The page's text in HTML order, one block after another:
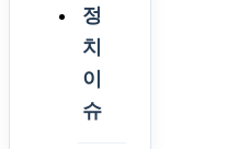
정
치
이
슈